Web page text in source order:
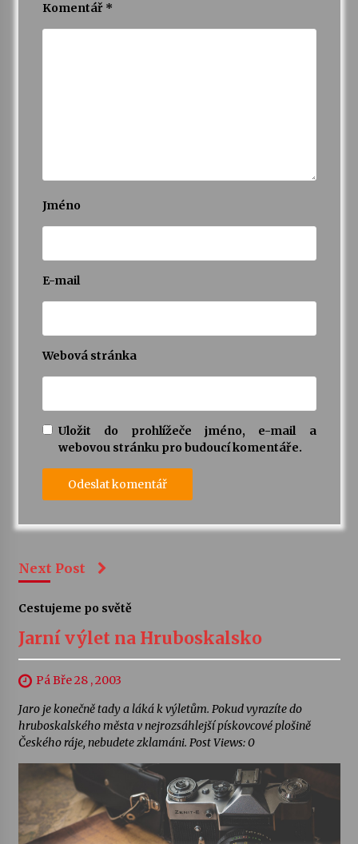
Komentář *
Jméno
E-mail
Webová stránka
Uložit do prohlížeče jméno, e-mail a
webovou stránku pro budoucí komentáře.
Next Post
Cestujeme po světě
Jarní výlet na Hruboskalsko
Pá Bře 28 , 2003
Jaro je konečně tady a láká k výletům. Pokud vyrazíte do
hruboskalského města v nejrozsáhlejší pískovcové plošině
Českého ráje, nebudete zklamáni. Post Views: 0